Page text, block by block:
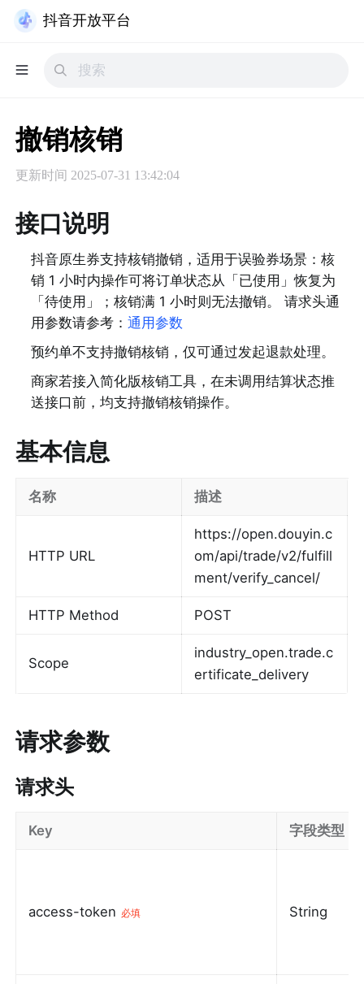
抖音开放平台
撤销核销
更新时间 2025-07-31 13:42:04
接口说明
抖音原生券支持核销撤销，适用于误验券场景：核
销 1 小时内操作可将订单状态从「已使用」恢复为
「待使用」；核销满 1 小时则无法撤销。 请求头通
用参数请参考：通用参数
预约单不支持撤销核销，仅可通过发起退款处理。
商家若接入简化版核销工具，在未调用结算状态推
送接口前，均支持撤销核销操作。
基本信息
名称 描述
HTTP URL
https://open.douyin.c
om/api/trade/v2/fulfill
ment/verify_cancel/
HTTP Method POST
Scope
industry_open.trade.c
ertificate_delivery
请求参数
请求头
Key 字段类型
access-token 必填 String